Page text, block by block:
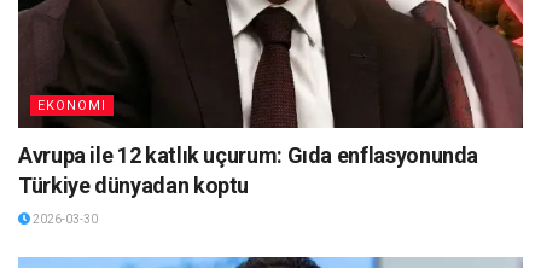
EKONOMI
Avrupa ile 12 katlık uçurum: Gıda enflasyonunda
Türkiye dünyadan koptu
2026-03-30